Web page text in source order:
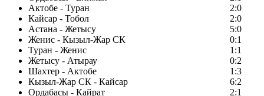
Актобе - Туран
2:0
Кайсар - Тобол
2:0
Астана - Жетысу
5:0
Женис - Кызыл-Жар СК
0:1
Туран - Женис
1:1
Жетысу - Атырау
0:2
Шахтер - Актобе
1:3
Кызыл-Жар СК - Кайсар
6:2
Ордабасы - Кайрат
2:1